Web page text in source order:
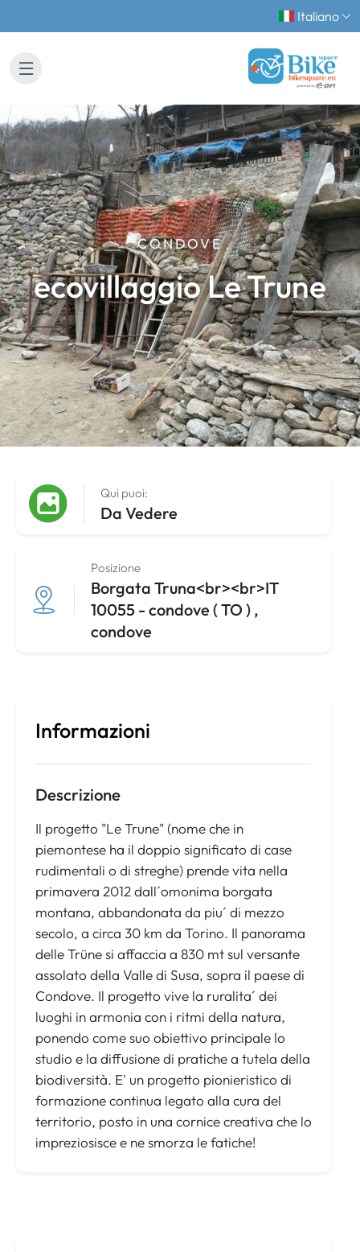
Italiano
CONDOVE
ecovillaggio Le Trune
Qui puoi:
Da Vedere
Posizione
Borgata Truna<br><br>IT
10055 - condove ( TO ) ,
condove
Informazioni
Descrizione
Il progetto "Le Trune" (nome che in
piemontese ha il doppio significato di case
rudimentali o di streghe) prende vita nella
primavera 2012 dall´omonima borgata
montana, abbandonata da piu´ di mezzo
secolo, a circa 30 km da Torino. Il panorama
delle Trüne si affaccia a 830 mt sul versante
assolato della Valle di Susa, sopra il paese di
Condove. Il progetto vive la ruralita´ dei
luoghi in armonia con i ritmi della natura,
ponendo come suo obiettivo principale lo
studio e la diffusione di pratiche a tutela della
biodiversità. E' un progetto pionieristico di
formazione continua legato alla cura del
territorio, posto in una cornice creativa che lo
impreziosisce e ne smorza le fatiche!